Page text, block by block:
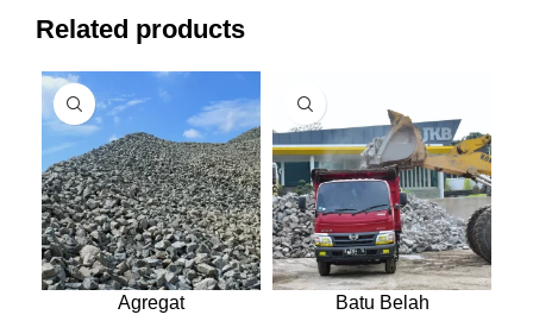
Related products
Agregat Batu Belah